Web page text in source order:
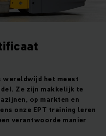
wereldwijd het meest
Ze zijn makkelijk te
op markten en
onze EPT training leren
verantwoorde manier